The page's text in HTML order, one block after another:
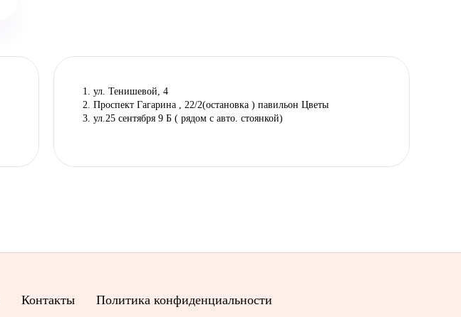
1. ул. Тенишевой, 4
2. Проспект Гагарина , 22/2(остановка ) павильон Цветы
3. ул.25 сентября 9 Б ( рядом с авто. стоянкой)
Контакты Политика конфиденциальности